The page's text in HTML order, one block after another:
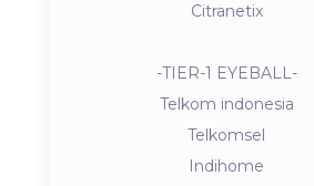
Citranetix
-TIER-1 EYEBALL-
Telkom indonesia
Telkomsel
Indihome